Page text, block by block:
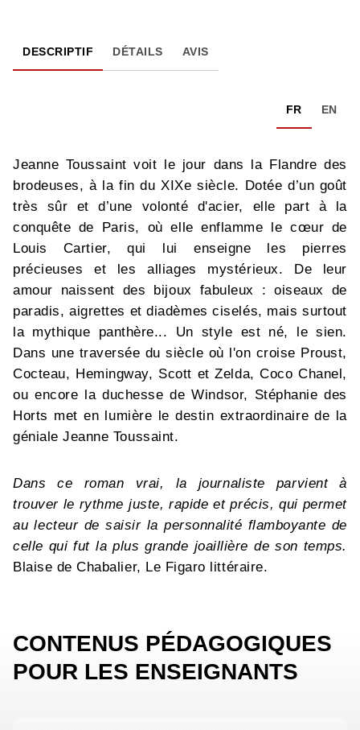
DESCRIPTIF DÉTAILS AVIS
FR EN
Jeanne Toussaint voit le jour dans la Flandre des
brodeuses, à la fin du XIXe siècle. Dotée d’un goût
très sûr et d’une volonté d'acier, elle part à la
conquête de Paris, où elle enflamme le cœur de
Louis Cartier, qui lui enseigne les pierres
précieuses et les alliages mystérieux. De leur
amour naissent des bijoux fabuleux : oiseaux de
paradis, aigrettes et diadèmes ciselés, mais surtout
la mythique panthère... Un style est né, le sien.
Dans une traversée du siècle où l'on croise Proust,
Cocteau, Hemingway, Scott et Zelda, Coco Chanel,
ou encore la duchesse de Windsor, Stéphanie des
Horts met en lumière le destin extraordinaire de la
géniale Jeanne Toussaint.
Dans ce roman vrai, la journaliste parvient à
trouver le rythme juste, rapide et précis, qui permet
au lecteur de saisir la personnalité flamboyante de
celle qui fut la plus grande joaillière de son temps.
Blaise de Chabalier, Le Figaro littéraire.
CONTENUS PÉDAGOGIQUES
POUR LES ENSEIGNANTS